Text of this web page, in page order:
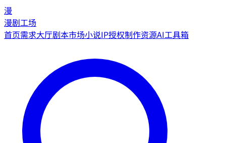
漫
漫剧工场
首页需求大厅剧本市场小说IP授权制作资源AI工具箱